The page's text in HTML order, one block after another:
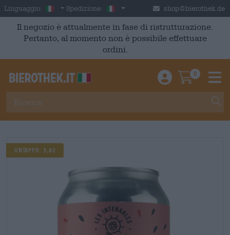
Skip to main content
Linguaggio: Italian
Spedizione: Italia shop@bierothek.de
Il negozio è attualmente in fase di ristrutturazione.
Pertanto, al momento non è possibile effettuare
ordini.
Einloggen /
0
UNTAPPD: 3,82